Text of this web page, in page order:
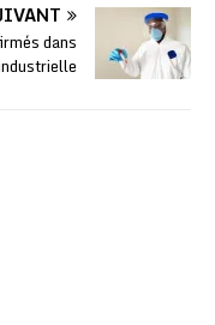
dans